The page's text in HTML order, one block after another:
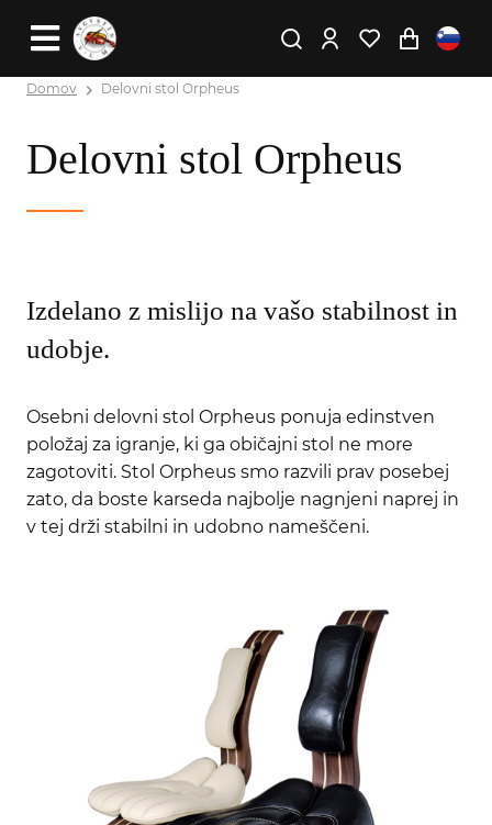
Domov Delovni stol Orpheus
Delovni stol Orpheus
Izdelano z mislijo na vašo stabilnost in
udobje.
Osebni delovni stol Orpheus ponuja edinstven
položaj za igranje, ki ga običajni stol ne more
zagotoviti. Stol Orpheus smo razvili prav posebej
zato, da boste karseda najbolje nagnjeni naprej in
v tej drži stabilni in udobno nameščeni.